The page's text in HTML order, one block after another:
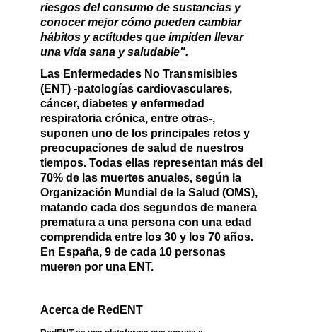
riesgos del consumo de sustancias y
conocer mejor cómo pueden cambiar
hábitos y actitudes que impiden llevar
una vida sana y saludable".
Las Enfermedades No Transmisibles
(ENT) -patologías cardiovasculares,
cáncer, diabetes y enfermedad
respiratoria crónica, entre otras-,
suponen uno de los principales retos y
preocupaciones de salud de nuestros
tiempos. Todas ellas representan más del
70% de las muertes anuales, según la
Organización Mundial de la Salud (OMS),
matando cada dos segundos de manera
prematura a una persona con una edad
comprendida entre los 30 y los 70 años.
En España, 9 de cada 10 personas
mueren por una ENT.
Acerca de RedENT